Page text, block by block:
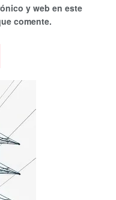
y web en este
comente.